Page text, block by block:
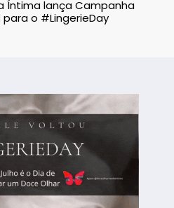
Íntima lança Campanha
o #LingerieDay